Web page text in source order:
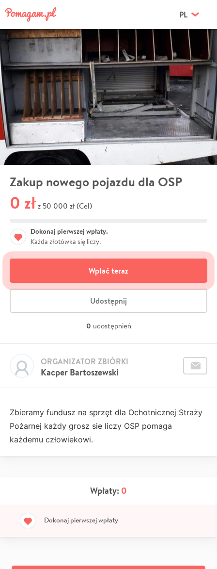
PL
Zakup nowego pojazdu dla OSP
0 zł z 50 000 zł (Cel)
Dokonaj pierwszej wpłaty.
Każda złotówka się liczy.
Wpłać teraz
Udostępnij
0 udostępnień
Kacper Bartoszewski
ORGANIZATOR ZBIÓRKI
Zbieramy fundusz na sprzęt dla Ochotnicznej Straży
Pożarnej każdy grosz sie liczy OSP pomaga
każdemu człowiekowi.
Wpłaty: 0
Dokonaj pierwszej wpłaty